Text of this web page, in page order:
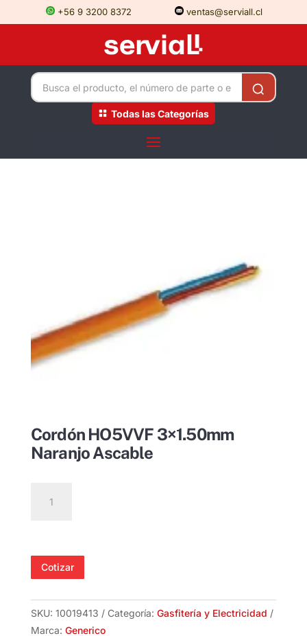
+56 9 3200 8372 ventas@serviall.cl
Todas las Categorías
Cordón HO5VVF 3×1.50mm
Naranjo Ascable
HO5VVF
Ascable
cantidad
Cotizar
SKU: 10019413 Categoría: Gasfitería y Electricidad
Marca: Generico